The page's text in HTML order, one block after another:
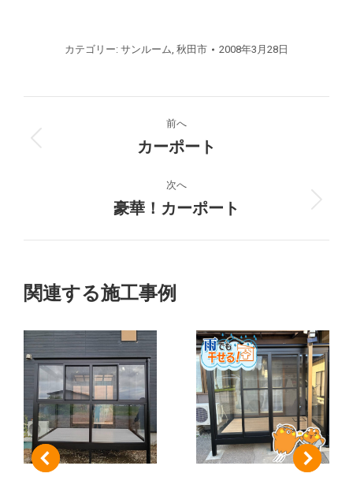
カテゴリー: サンルーム, 秋田市 2008年3月28日
ロ
ト
ナ
ビ
ゲ
ー
前へ
前
プ
ロ
ェ
ト:
カーポート
次へ
次
ジ
豪華！カーポート
関連する施工事例